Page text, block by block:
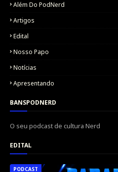
Além Do PodNerd
Artigos
Edital
Nosso Papo
Notícias
Apresentando
BANSPODNERD
O seu podcast de cultura Nerd
EDITAL
PODCAST